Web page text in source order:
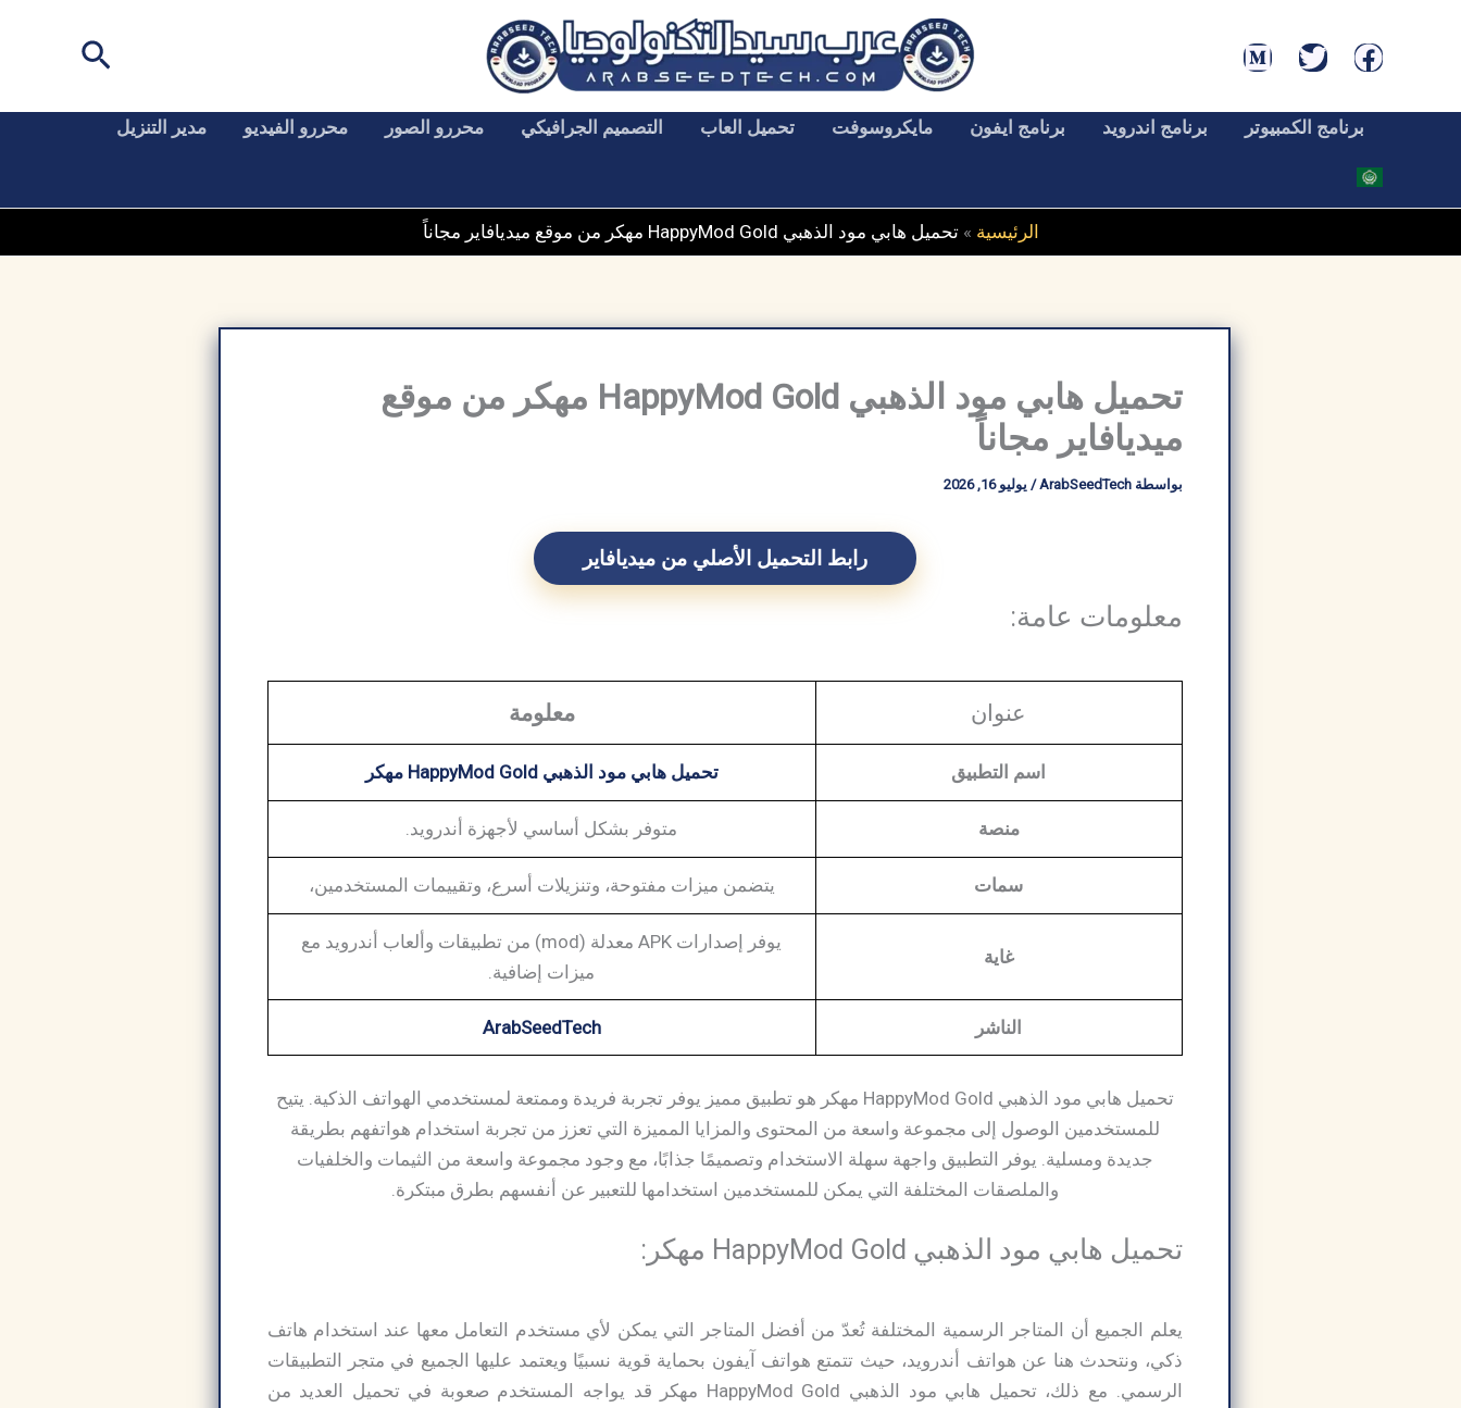
البحث
برنامج الكمبيوتر برنامج اندرويد برنامج ايفون مايكروسوفت تحميل العاب التصميم الجرافيكي محررو الصور محررو الفيديو مدير التنزيل
الرئيسية »تحميل هابي مود الذهبي HappyMod Gold مهكر من موقع ميديافاير مجاناً
تحميل هابي مود الذهبي HappyMod Gold مهكر من موقع
ميديافاير مجاناً
بواسطة ArabSeedTech
/ يوليو 16, 2026
رابط التحميل الأصلي من ميديافاير
معلومات عامة:
عنوان معلومة
اسم التطبيق تحميل هابي مود الذهبي HappyMod Gold مهكر
منصة متوفر بشكل أساسي لأجهزة أندرويد.
سمات يتضمن ميزات مفتوحة، وتنزيلات أسرع، وتقييمات المستخدمين،
غاية
يوفر إصدارات APK معدلة (mod) من تطبيقات وألعاب أندرويد مع
ميزات إضافية.
الناشر ArabSeedTech
تحميل هابي مود الذهبي HappyMod Gold مهكر هو تطبيق مميز يوفر تجربة فريدة وممتعة لمستخدمي الهواتف الذكية. يتيح
للمستخدمين الوصول إلى مجموعة واسعة من المحتوى والمزايا المميزة التي تعزز من تجربة استخدام هواتفهم بطريقة
جديدة ومسلية. يوفر التطبيق واجهة سهلة الاستخدام وتصميمًا جذابًا، مع وجود مجموعة واسعة من الثيمات والخلفيات
والملصقات المختلفة التي يمكن للمستخدمين استخدامها للتعبير عن أنفسهم بطرق مبتكرة.
تحميل هابي مود الذهبي HappyMod Gold مهكر:
يعلم الجميع أن المتاجر الرسمية المختلفة تُعدّ من أفضل المتاجر التي يمكن لأي مستخدم التعامل معها عند استخدام هاتف
ذكي، ونتحدث هنا عن هواتف أندرويد، حيث تتمتع هواتف آيفون بحماية قوية نسبيًا ويعتمد عليها الجميع في متجر التطبيقات
الرسمي. مع ذلك، تحميل هابي مود الذهبي HappyMod Gold مهكر قد يواجه المستخدم صعوبة في تحميل العديد من